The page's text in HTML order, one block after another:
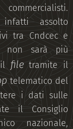
infatti assolto
tra Cndcec e
non sarà più
il filetramite il
telematico del
i dati sulle
il Consiglio
nazionale,